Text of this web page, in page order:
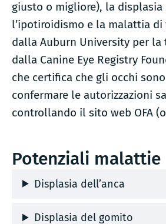
giusto o migliore), la
l’ipotiroidismo e la malattia di
dalla Auburn University per la
dalla Canine Eye Registry
che certifica che gli occhi
confermare le autorizzazioni
controllando il sito web OFA
Potenziali malattie
Displasia dell’anca
Displasia del gomito